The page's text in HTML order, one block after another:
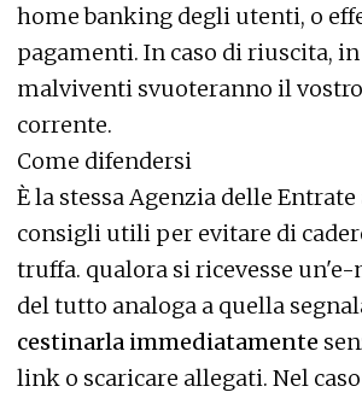
home banking degli utenti, o
pagamenti. In caso di riuscita,
malviventi svuoteranno il
corrente.
Come difendersi
È la stessa Agenzia delle
consigli utili per evitare di
truffa. qualora si ricevesse
del tutto analoga a quella
cestinarla immediatamente
link o scaricare allegati. Nel